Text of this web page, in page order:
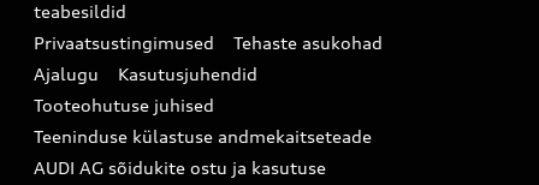
teabesildid
Privaatsustingimused
Tehaste asukohad
Ajalugu
Kasutusjuhendid
Tooteohutuse juhised
Teeninduse külastuse andmekaitseteade
AUDI AG sõidukite ostu ja kasutuse